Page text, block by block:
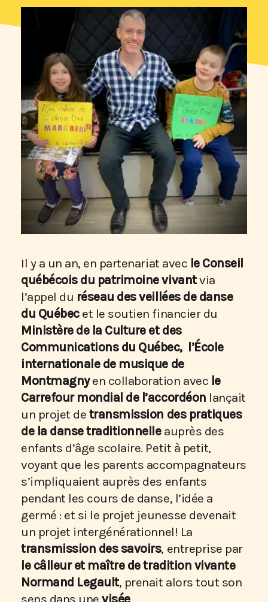
Il y a un an, en partenariat avec le Conseil
québécois du patrimoine vivantvia
l’appel du réseau des veillées de danse
du Québec et le soutien financier du
Ministère de la Culture et des
Communications du Québec, l’École
internationale de musique de
Montmagnyen collaboration avec le
Carrefour mondial de l’accordéon lançait
un projet de transmission des pratiques
de la danse traditionnelleauprès des
enfants d’âge scolaire. Petit à petit,
voyant que les parents accompagnateurs
s’impliquaient auprès des enfants
pendant les cours de danse, l’idée a
germé : et si le projet jeunesse devenait
un projet intergénérationnel! La
transmission des savoirs, entreprise par
le câlleur et maître de tradition vivante
Normand Legault, prenait alors tout son
sens dans unevisée